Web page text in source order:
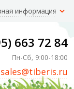
информация
663 72 84
Пн-Сб, 9:00-18:00
sales@tiberis.ru